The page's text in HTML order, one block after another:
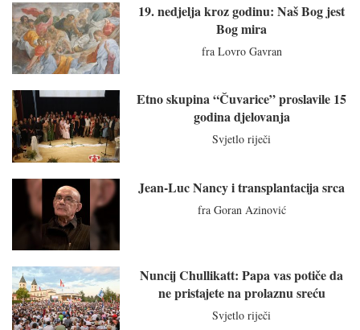
19. nedjelja kroz godinu: Naš Bog jest
Bog mira
fra Lovro Gavran
Etno skupina “Čuvarice” proslavile 15
godina djelovanja
Svjetlo riječi
Jean-Luc Nancy i transplantacija srca
fra Goran Azinović
Nuncij Chullikatt: Papa vas potiče da
ne pristajete na prolaznu sreću
Svjetlo riječi